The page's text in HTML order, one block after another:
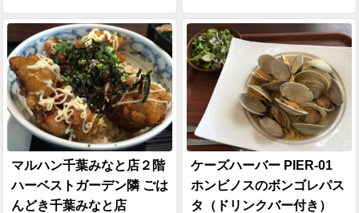
マルハン千葉みなと店２階
ハーベストガーデン隣 ごは
んどき千葉みなと店
ケーズハーバー PIER-01
ホンビノスのボンゴレパス
タ（ドリンクバー付き）